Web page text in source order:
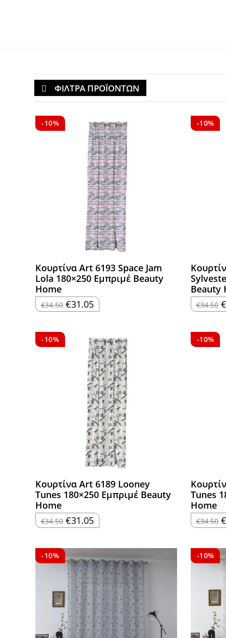
ΦΙΛΤΡΑ ΠΡΟΪΟΝΤΩΝ
-10%
Κουρτίνα Art 6193 Space Jam
Lola 180×250 Εμπριμέ Beauty
Home
€34.50 Original
price
€31.05 Η
τρέχουσα
-10%
Beauty
€34.50 €
-10%
Κουρτίνα Art 6189 Looney
Tunes 180×250 Εμπριμέ Beauty
Home
€34.50 Original
price
€31.05 Η
τρέχουσα
€31.05.
-10%
Tunes
Home
€34.50 €
-10% -10%